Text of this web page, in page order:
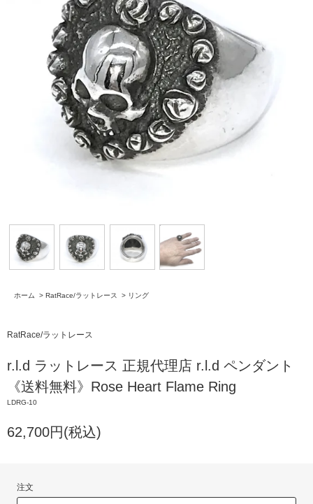
ホーム > RatRace/ラットレース > リング
RatRace/ラットレース
r.l.d ラットレース 正規代理店 r.l.d ペンダント
《送料無料》Rose Heart Flame Ring
LDRG-10
62,700円(税込)
注文